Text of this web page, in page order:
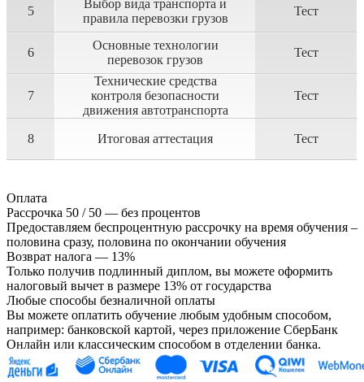
5
Выбор вида транспорта и
правила перевозки грузов
Тест
6
Основные технологии
перевозок грузов
Тест
7
Технические средства
контроля безопасности
движения автотранспорта
Тест
8 Итоговая аттестация Тест
Оплата
Рассрочка 50 / 50 — без процентов
Предоставляем беспроцентную рассрочку на время обучения –
половина сразу, половина по окончании обучения
Возврат налога — 13%
Только получив подлинный диплом, вы можете оформить
налоговый вычет в размере 13% от государства
Любые способы безналичной оплаты
Вы можете оплатить обучение любым удобным способом,
например: банковской картой, через приложение СберБанк
Онлайн или классическим способом в отделении банка.